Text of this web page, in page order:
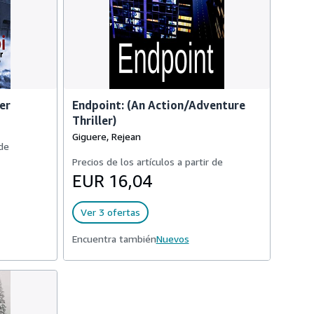
Endpoint: (An Action/Adventure
Thriller)
Giguere, Rejean
Precios de los artículos a partir de
EUR 16,04
Ver 3 ofertas
Encuentra tambiénNuevos